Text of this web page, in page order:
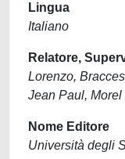
Lingua
Italiano
Relatore,
Lorenzo,
Jean Paul, Morel
Nome Editore
Università degli